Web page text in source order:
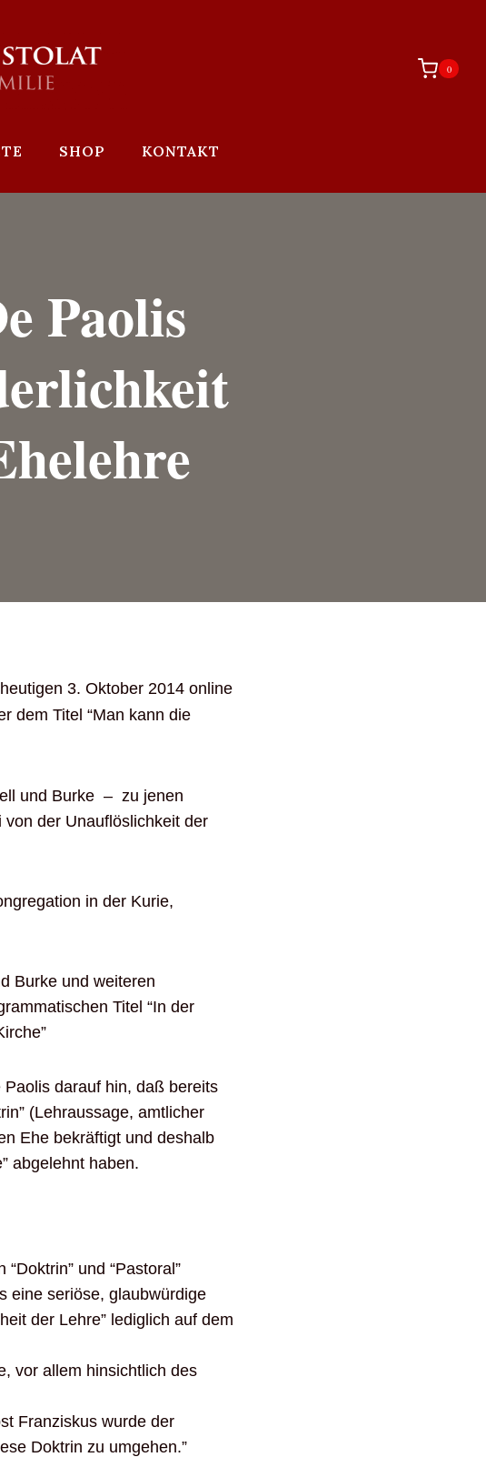
0
SHOP KONTAKT
Paolis
3. Oktober 2014 online
dem Titel “Man kann die
und Burke – zu jenen
der Unauflöslichkeit der
in der Kurie,
Burke und weiteren
Titel “In der
Paolis darauf hin, daß bereits
(Lehraussage, amtlicher
Ehe bekräftigt und deshalb
abgelehnt haben.
und “Pastoral”
eine seriöse, glaubwürdige
der Lehre” lediglich auf dem
vor allem hinsichtlich des
Franziskus wurde der
Doktrin zu umgehen.”